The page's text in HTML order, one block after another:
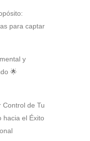
para captar
y
🌟
Control de Tu
hacia el Éxito